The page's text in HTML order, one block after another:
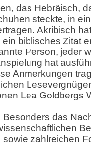
das Hebräisch,
steckte, in
Akribisch
biblisches Zitat
Person, jeder
hat
Anmerkungen
Lea Goldbergs
Besonders das
sowie zahlreichen